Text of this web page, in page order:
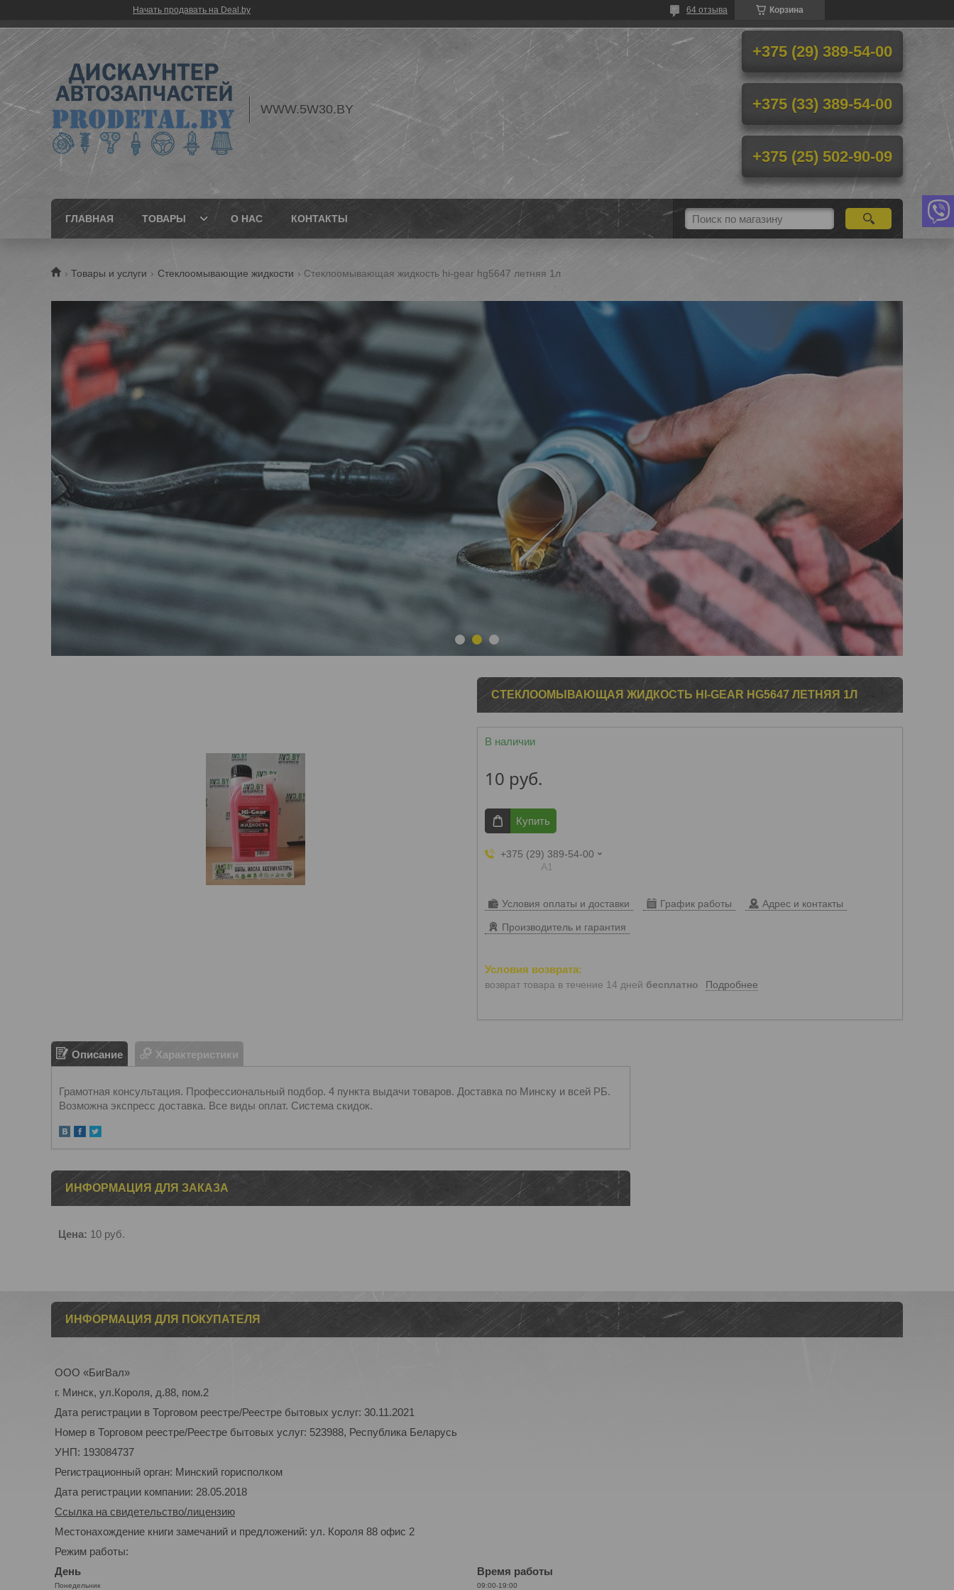
Начать продавать на Deal.by Корзина
64 отзыва
WWW.5W30.BY
+375 (29) 389-54-00
+375 (33) 389-54-00
+375 (25) 502-90-09
ГЛАВНАЯ ТОВАРЫ О НАС КОНТАКТЫ
Товары и услуги Стеклоомывающие жидкости Стеклоомывающая жидкость hi-gear hg5647 летняя 1л
СТЕКЛООМЫВАЮЩАЯ ЖИДКОСТЬ HI-GEAR HG5647 ЛЕТНЯЯ 1Л
В наличии
10 руб.
Купить
+375 (29) 389-54-00
А1
Условия оплаты и доставки График работы Адрес и контакты
Производитель и гарантия
возврат товара в течение 14 дней бесплатно Подробнее
Описание Характеристики
Грамотная консультация. Профессиональный подбор. 4 пункта выдачи товаров. Доставка по Минску и всей РБ.
Возможна экспресс доставка. Все виды оплат. Система скидок.
ИНФОРМАЦИЯ ДЛЯ ЗАКАЗА
Цена: 10 руб.
ИНФОРМАЦИЯ ДЛЯ ПОКУПАТЕЛЯ
ООО «БигВал»
г. Минск, ул.Короля, д.88, пом.2
Дата регистрации в Торговом реестре/Реестре бытовых услуг: 30.11.2021
Номер в Торговом реестре/Реестре бытовых услуг: 523988, Республика Беларусь
УНП: 193084737
Регистрационный орган: Минский горисполком
Дата регистрации компании: 28.05.2018
Ссылка на свидетельство/лицензию
Местонахождение книги замечаний и предложений: ул. Короля 88 офис 2
Режим работы:
День
Время работы
Понедельник 09:00-19:00